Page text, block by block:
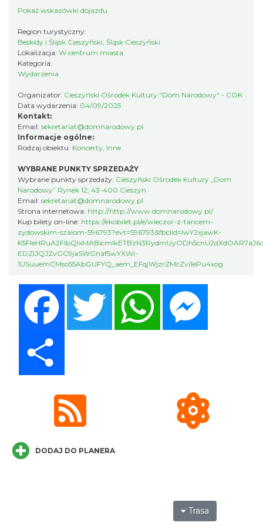
„Daniec kontra Kryszak”
Cieszyn
0.21 km
Koncert KARUZELA GNA
Cieszyn
0.21 km
Mozaika Folkloru II – Spotkanie trzech
kultur
0.21 km
2026-10-24
Pokaż wskazówki dojazdu
Region turystyczny:
Beskidy i Śląsk Cieszyński, Śląsk Cieszyński
Lokalizacja: W centrum miasta
Kategoria:
Wydarzenia
Organizator: Cieszyński Ośrodek Kultury "Dom Narodowy" - COK
Data wydarzenia: 04/09/2025
Kontakt:
Email: sekretariat@domnarodowy.pl
Informacje ogólne:
Rodzaj obiektu: Koncerty, Inne
WYBRANE PUNKTY SPRZEDAŻY
Wybrane punkty sprzedaży: Cieszyński Ośrodek Kultury „Dom
Narodowy” Rynek 12, 43-400 Cieszyn
Email: sekretariat@domnarodowy.pl
Strona internetowa: http://http://www.domnarodowy.pl/
Kup bilety on-line: https://ekobilet.pl/e/wieczor-z-tancem-
zydowskim-szalom-596793?evt=596793&fbclid=IwY2xjawK-
EDZIJQJZvGC9jaSWGnaf5wYXWi-
1USuuemCMso55AbGUFYQ_aem_EFqjWjzrZMcZvi1ePu4xog
Twitter WhatsApp
DODAJ DO PLANERA
Trasa